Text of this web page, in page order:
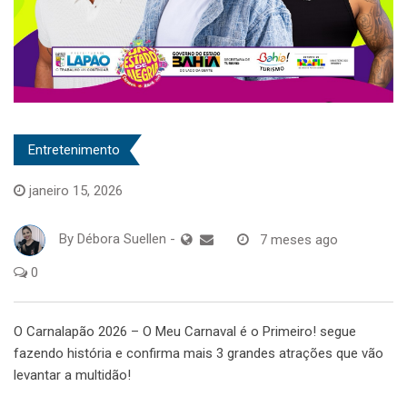
Entretenimento
janeiro 15, 2026
By Débora Suellen - 7 meses ago
0
O Carnalapão 2026 – O Meu Carnaval é o Primeiro! segue
fazendo história e confirma mais 3 grandes atrações que vão
levantar a multidão!